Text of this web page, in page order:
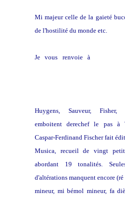
Mi majeur celle de la gaieté
de l'hostilité du monde etc.
Je vous renvoie à
Huygens, Sauveur, Fisher,
emboitent derechef le pas à
Caspar-Ferdinand Fischer fait
Musica, recueil de vingt
abordant 19 tonalités.
d'altérations manquent encore
mineur, mi bémol mineur, fa